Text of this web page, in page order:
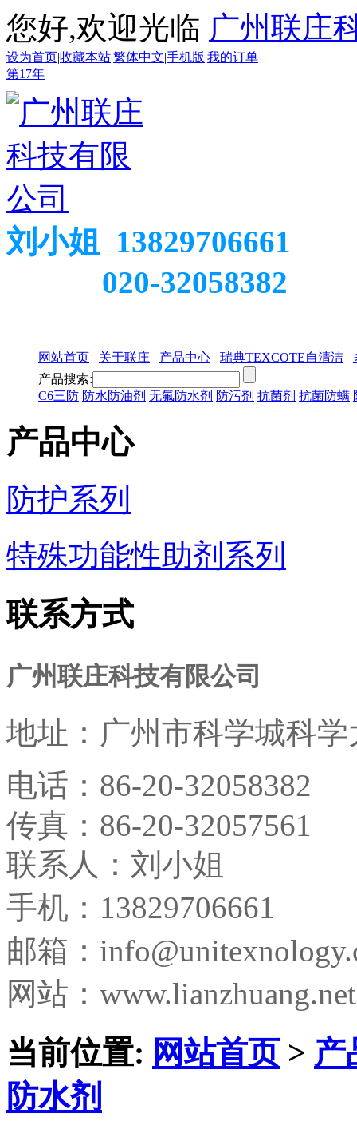
您好,欢迎光临 广州联庄
设为首页|收藏本站|繁体中文|手机版|我的订单
第17年
刘小姐 13829706661
020-32058382
网站首页 关于联庄 产品中心 瑞典TEXCOTE自清洁
产品搜索:
C6三防 防水防油剂 无氟防水剂 防污剂 抗菌剂 抗菌防螨
产品中心
防护系列
特殊功能性助剂系列
联系方式
广州联庄科技有限公司
地址： 广州市科学城科
电话： 86-20-32058382
传真： 86-20-32057561
联系人：刘小姐
手机：13829706661
邮箱：
网站：www.lianzhuang.net
当前位置: 网站首页> 产
防水剂